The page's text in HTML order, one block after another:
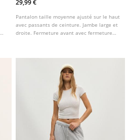
29,99 €
Pantalon taille moyenne ajusté sur le haut
avec passants de ceinture. Jambe large et
droite. Fermeture avant avec fermeture